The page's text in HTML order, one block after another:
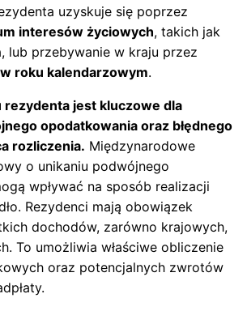
uzyskuje się poprzez
interesów życiowych, takich jak
lub przebywanie w kraju przez
roku kalendarzowym.
rezydenta jest kluczowe dla
opodatkowania oraz błędnego
rozliczenia. Międzynarodowe
o unikaniu podwójnego
wpływać na sposób realizacji
Rezydenci mają obowiązek
dochodów, zarówno krajowych,
To umożliwia właściwe obliczenie
oraz potencjalnych zwrotów